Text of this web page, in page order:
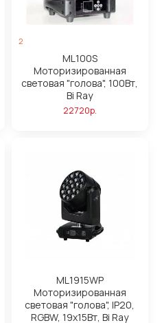
2
ML100S
Моторизированная
световая "голова", 100Вт,
Bi Ray
22720р.
ML1915WP
Моторизированная
световая "голова", IP20,
RGBW, 19x15Вт, Bi Ray